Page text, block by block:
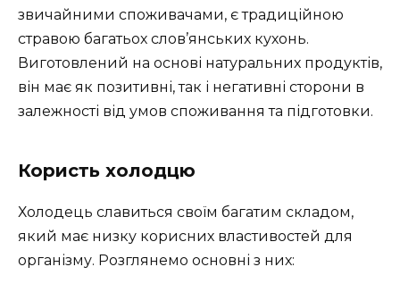
звичайними споживачами, є традиційною
стравою багатьох слов’янських кухонь.
Виготовлений на основі натуральних продуктів,
він має як позитивні, так і негативні сторони в
залежності від умов споживання та підготовки.
Користь холодцю
Холодець славиться своїм багатим складом,
який має низку корисних властивостей для
організму. Розглянемо основні з них: